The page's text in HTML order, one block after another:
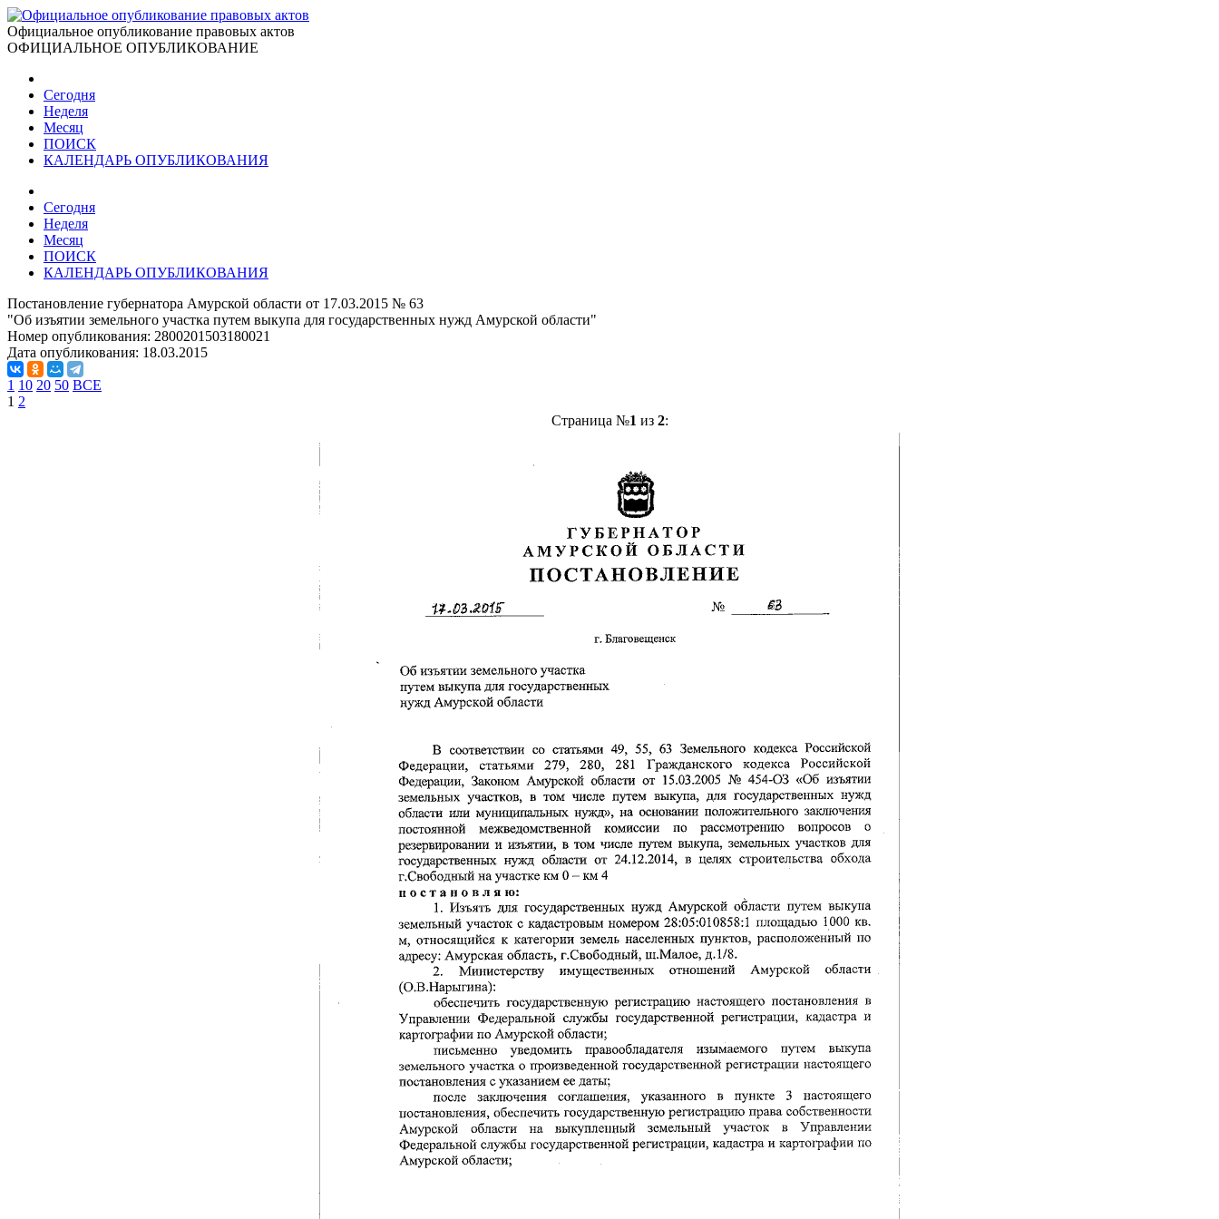
Официальное опубликование правовых актов
ОФИЦИАЛЬНОЕ ОПУБЛИКОВАНИЕ
Сегодня
Неделя
Месяц
ПОИСК
КАЛЕНДАРЬ ОПУБЛИКОВАНИЯ
Сегодня
Неделя
Месяц
ПОИСК
КАЛЕНДАРЬ ОПУБЛИКОВАНИЯ
Постановление губернатора Амурской области от 17.03.2015 № 63
"Об изъятии земельного участка путем выкупа для государственных нужд Амурской области"
Номер опубликования: 2800201503180021
Дата опубликования: 18.03.2015
1 10 20 50 ВСЕ
1 2
Страница №1 из 2: